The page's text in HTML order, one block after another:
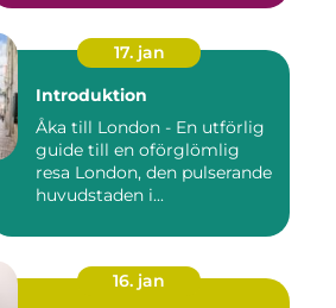
17. jan
Introduktion
Åka till London - En utförlig
guide till en oförglömlig
resa London, den pulserande
huvudstaden i...
16. jan